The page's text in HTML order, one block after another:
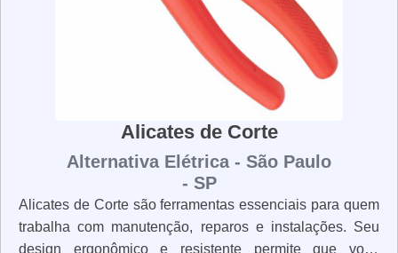
Alicates de Corte
Alternativa Elétrica - São Paulo
- SP
Alicates de Corte são ferramentas essenciais para quem
trabalha com manutenção, reparos e instalações. Seu
design ergonômico e resistente permite que você